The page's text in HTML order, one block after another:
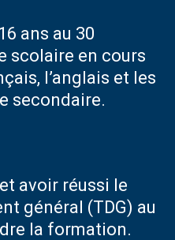
ans au 30
scolaire en cours
l’anglais et les
secondaire.
avoir réussi le
général (TDG) au
la formation.